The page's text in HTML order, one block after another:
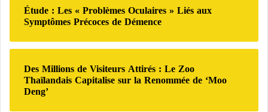
c
e
r
:
Étude : Les « Problèmes Oculaires » Liés aux
Symptômes Précoces de Démence
Des Millions de Visiteurs Attirés : Le Zoo
Thaïlandais Capitalise sur la Renommée de ‘Moo
Deng’